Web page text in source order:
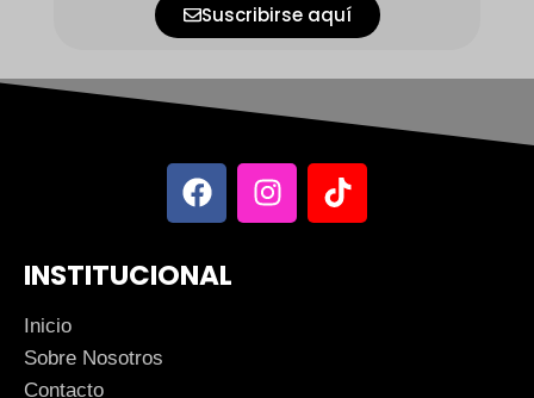
Suscribirse aquí
INSTITUCIONAL
Inicio
Sobre Nosotros
Contacto